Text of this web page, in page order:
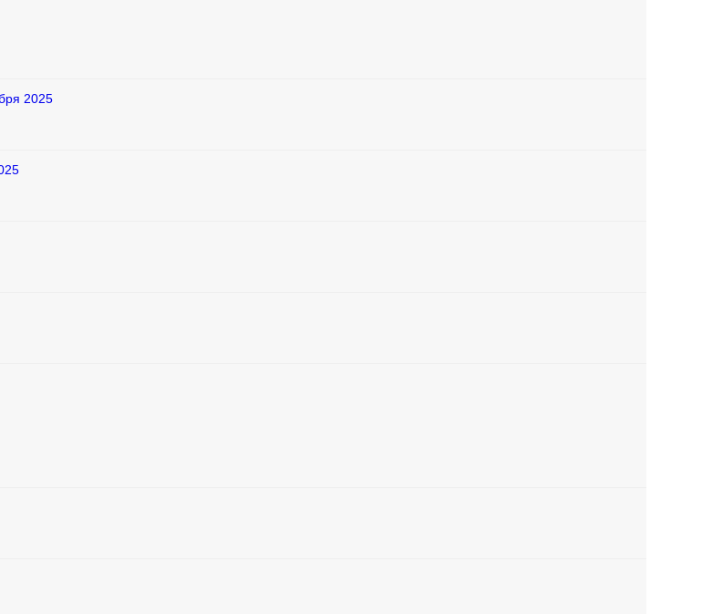
2025